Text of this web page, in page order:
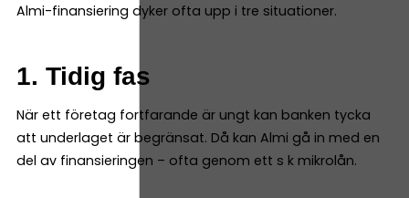
Almi-finansiering dyker ofta upp i tre situationer.
1. Tidig fas
När ett företag fortfarande är ungt kan banken tycka
att underlaget är begränsat. Då kan Almi gå in med en
del av finansieringen – ofta genom ett s k mikrolån.